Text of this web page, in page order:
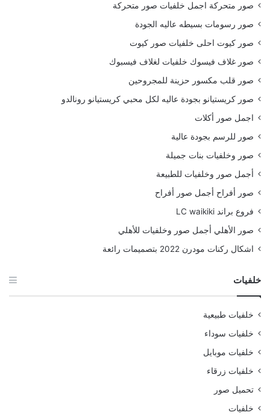
صور متحركة اجمل خلفيات صور متحركة
صور رسومات بسيطه عاليه الجودة
صور كيوت احلى خلفيات صور كيوت
صور غلاف فيسوك خلفيات لغلاف فيسبوك
صور قلب مكسور حزينة للمجروحين
صور كريستيانو بجودة عاليه لكل محبي كريستيانو رونالدو
اجمل صور أكلات
صور للرسم بجودة عالية
صور وخلفيات بنات جميلة
أجمل صور وخلفيات للطبيعة
صور أفراح أجمل صور أفراح
فروع براند LC waikiki
صور الأهلي أجمل صور وخلفيات للأهلي
اشكال ركنات مودرن 2022 بتصميمات رائعة
خلفيات
خلفيات طبيعية
خلفيات سوداء
خلفيات موبايل
خلفيات زرقاء
تحميل صور
خلفيات